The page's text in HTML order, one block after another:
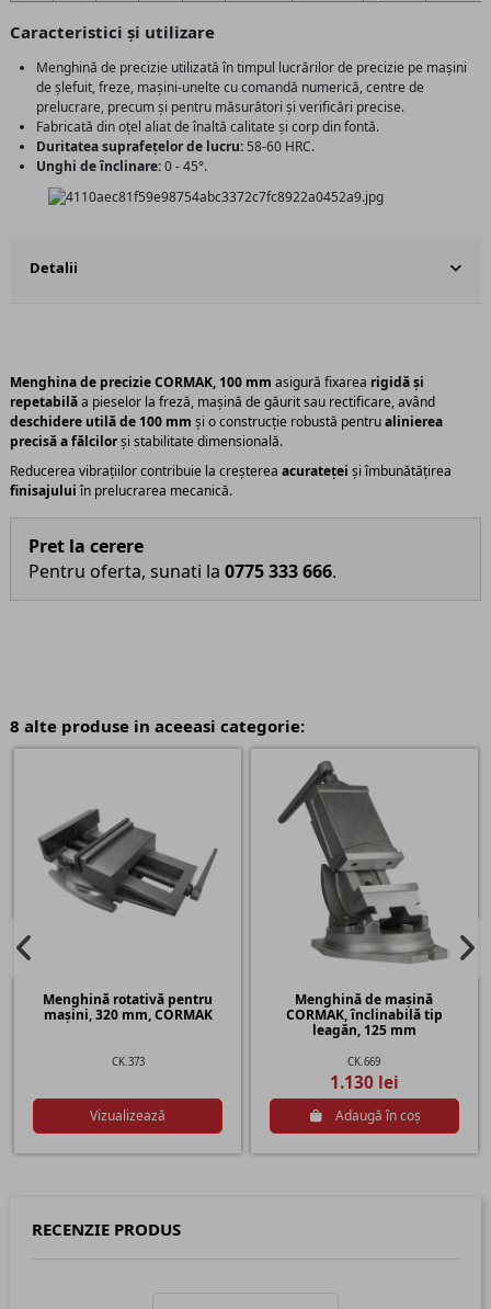
Caracteristici și utilizare
Menghină de precizie utilizată în timpul lucrărilor de precizie pe mașini
de șlefuit, freze, mașini-unelte cu comandă numerică, centre de
prelucrare, precum și pentru măsurători și verificări precise.
Fabricată din oțel aliat de înaltă calitate și corp din fontă.
Duritatea suprafețelor de lucru: 58-60 HRC.
Unghi de înclinare:0 - 45°.
Detalii
Menghina de precizie CORMAK, 100 mm asigură fixarea rigidă și
repetabilăa pieselor la freză, mașină de găurit sau rectificare, având
deschidere utilă de 100 mm și o construcție robustă pentrualinierea
precisă a fălcilorși stabilitate dimensională.
Reducerea vibrațiilor contribuie la creșterea acurateței și îmbunătățirea
finisajuluiîn prelucrarea mecanică.
Pret la cerere
Pentru oferta, sunati la 0775 333 666.
8 alte produse in aceeasi categorie:
Menghină rotativă pentru
mașini, 320 mm, CORMAK
CK.373
Vizualizează
Menghină de mașină
CORMAK, înclinabilă tip
leagăn, 125 mm
CK.669
1.130 lei
Adaugă în coș
RECENZIE PRODUS